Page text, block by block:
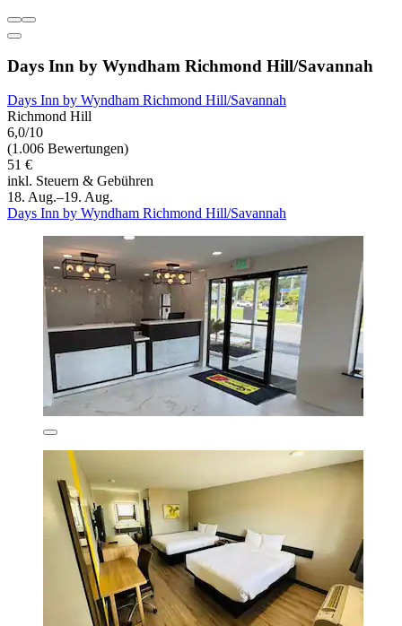
Days Inn by Wyndham Richmond Hill/Savannah
Days Inn by Wyndham Richmond Hill/Savannah
Richmond Hill
6,0/10
(1.006 Bewertungen)
51 €
inkl. Steuern & Gebühren
18. Aug.–19. Aug.
Days Inn by Wyndham Richmond Hill/Savannah